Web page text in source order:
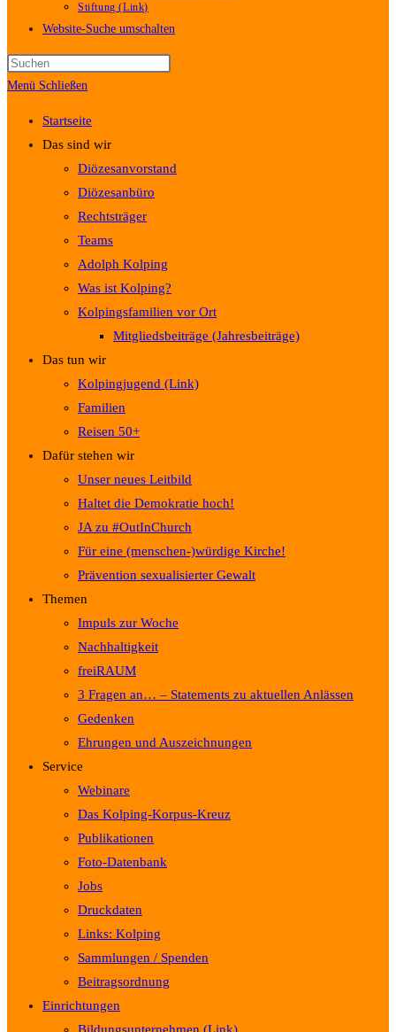
Stiftung (Link)
Website-Suche umschalten
Menü Schließen
Startseite
Das sind wir
Diözesanvorstand
Diözesanbüro
Rechtsträger
Teams
Adolph Kolping
Was ist Kolping?
Kolpingsfamilien vor Ort
Mitgliedsbeiträge (Jahresbeiträge)
Das tun wir
Kolpingjugend (Link)
Familien
Reisen 50+
Dafür stehen wir
Unser neues Leitbild
Haltet die Demokratie hoch!
JA zu #OutInChurch
Für eine (menschen-)würdige Kirche!
Prävention sexualisierter Gewalt
Themen
Impuls zur Woche
Nachhaltigkeit
freiRAUM
3 Fragen an… – Statements zu aktuellen Anlässen
Gedenken
Ehrungen und Auszeichnungen
Service
Webinare
Das Kolping-Korpus-Kreuz
Publikationen
Foto-Datenbank
Jobs
Druckdaten
Links: Kolping
Sammlungen / Spenden
Beitragsordnung
Einrichtungen